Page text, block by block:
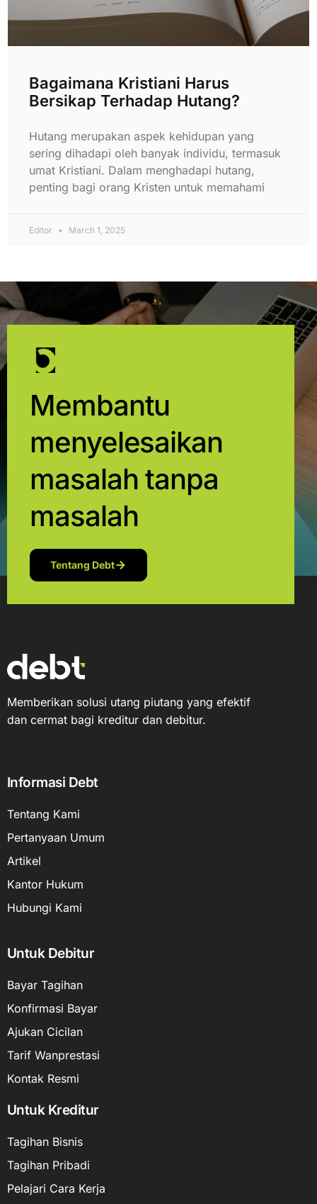
Bagaimana Kristiani Harus
Bersikap Terhadap Hutang?
Hutang merupakan aspek kehidupan yang
sering dihadapi oleh banyak individu, termasuk
umat Kristiani. Dalam menghadapi hutang,
penting bagi orang Kristen untuk memahami
Editor March 1, 2025
Membantu
menyelesaikan
masalah tanpa
masalah
Tentang Debt
Memberikan solusi utang piutang yang efektif
dan cermat bagi kreditur dan debitur.
Informasi Debt
Tentang Kami
Pertanyaan Umum
Artikel
Kantor Hukum
Hubungi Kami
Untuk Debitur
Bayar Tagihan
Konfirmasi Bayar
Ajukan Cicilan
Tarif Wanprestasi
Kontak Resmi
Untuk Kreditur
Tagihan Bisnis
Tagihan Pribadi
Pelajari Cara Kerja